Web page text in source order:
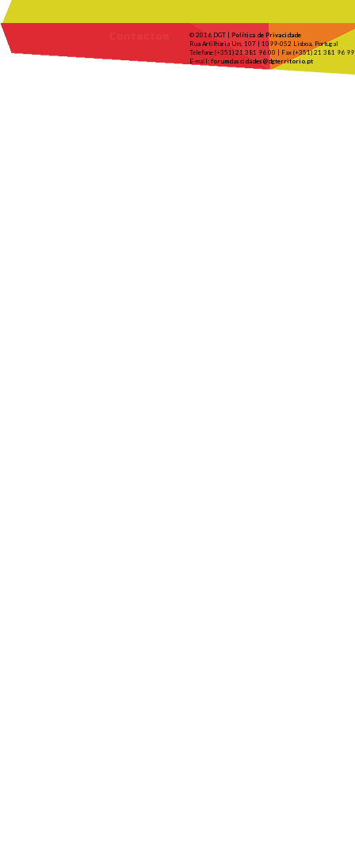
© 2016 DGT | Política de Privacidade
Rua Artilharia Um, 107 | 1099-052 Lisboa, Portugal
Telefone (+351) 21 381 96 00 | Fax (+351) 21 381 96 99
E-mail: forumdascidades@dgterritorio.pt